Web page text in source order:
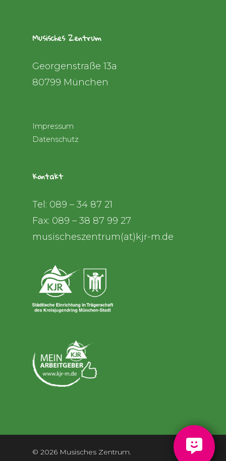
Musisches Zentrum
Georgenstraße 13a
80799 München
Impressum
Datenschutz
Kontakt
Tel: 089 – 34 87 21
Fax: 089 – 38 87 99 27
musischeszentrum(at)kjr-m.de
© 2026 Musisches Zentrum.